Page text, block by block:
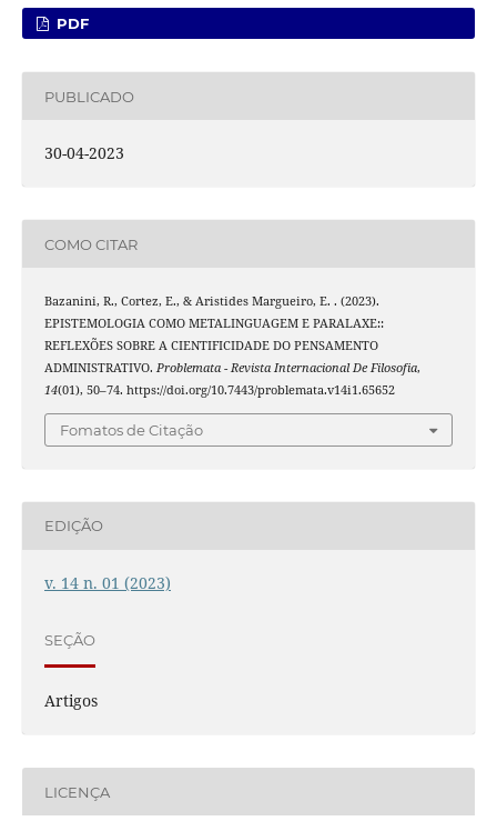
PDF
PUBLICADO
30-04-2023
COMO CITAR
Bazanini, R., Cortez, E., & Aristides Margueiro, E. . (2023).
EPISTEMOLOGIA COMO METALINGUAGEM E PARALAXE::
REFLEXÕES SOBRE A CIENTIFICIDADE DO PENSAMENTO
ADMINISTRATIVO. Problemata - Revista Internacional De Filosofia,
14(01), 50–74. https://doi.org/10.7443/problemata.v14i1.65652
Fomatos de Citação
EDIÇÃO
v. 14 n. 01 (2023)
SEÇÃO
Artigos
LICENÇA